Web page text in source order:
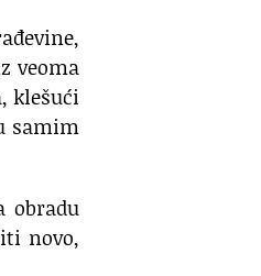
veoma
klešući
samim
obradu
novo,